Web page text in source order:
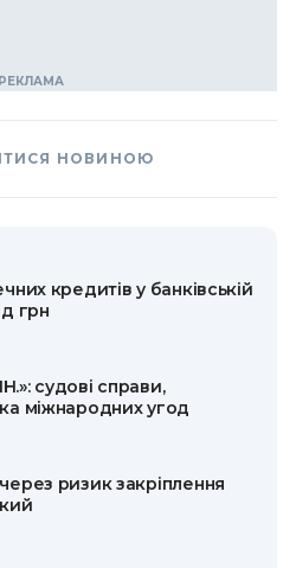
НОВИНОЮ
кредитів у банківській
грн
судові справи,
міжнародних угод
ризик закріплення